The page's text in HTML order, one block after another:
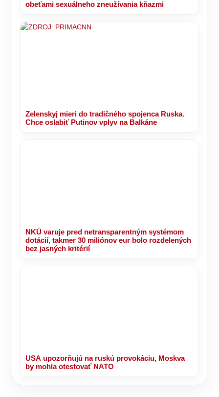
obeťami sexuálneho zneužívania kňazmi
Zelenskyj mieri do tradičného spojenca Ruska.
Chce oslabiť Putinov vplyv na Balkáne
NKÚ varuje pred netransparentným systémom
dotácií, takmer 30 miliónov eur bolo rozdelených
bez jasných kritérií
USA upozorňujú na ruskú provokáciu, Moskva
by mohla otestovať NATO